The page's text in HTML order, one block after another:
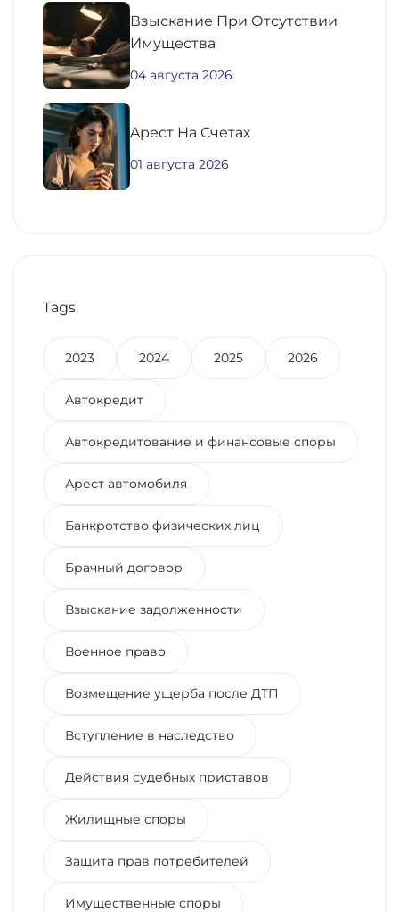
Взыскание При Отсутствии
Имущества
04 августа 2026
Aрест На Счетах
01 августа 2026
Tags
2023 2024 2025 2026
Автокредит
Автокредитование и финансовые споры
Арест автомобиля
Банкротство физических лиц
Брачный договор
Взыскание задолженности
Военное право
Возмещение ущерба после ДТП
Вступление в наследство
Действия судебных приставов
Жилищные споры
Защита прав потребителей
Имущественные споры